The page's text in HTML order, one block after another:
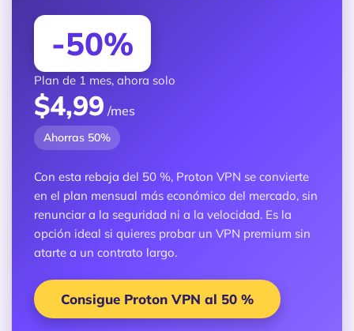
-50%
Plan de 1 mes, ahora solo
$4,99 /mes
Ahorras 50%
Con esta rebaja del 50 %, Proton VPN se convierte
en el plan mensual más económico del mercado, sin
renunciar a la seguridad ni a la velocidad. Es la
opción ideal si quieres probar un VPN premium sin
atarte a un contrato largo.
Consigue Proton VPN al 50 %